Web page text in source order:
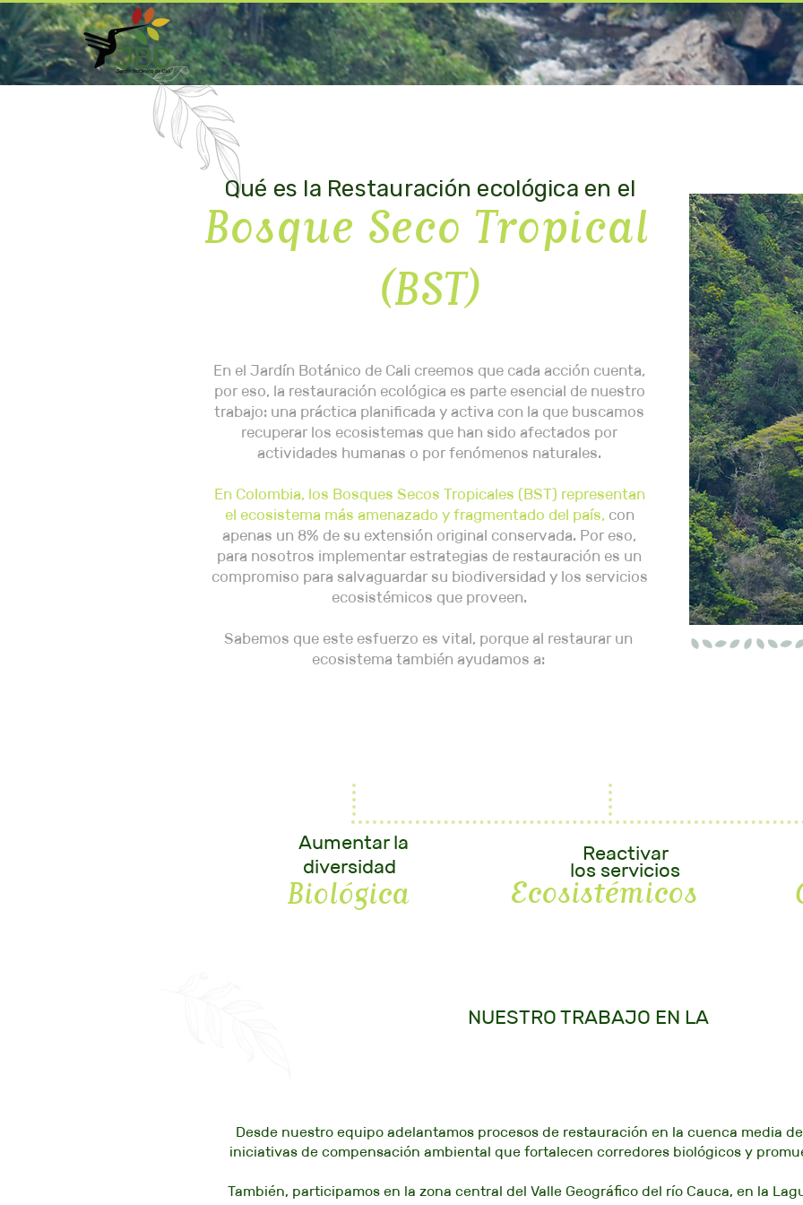
Home Planea tu visita Servicios Ciencia y
Bosque Seco Tropical
Qué es la Restauración ecológica en el
(BST)
En el Jardín Botánico de Cali creemos que cada acción cuenta,
por eso, la restauración ecológica es parte esencial de nuestro
trabajo: una práctica planificada y activa con la que buscamos
recuperar los ecosistemas que han sido afectados por
actividades humanas o por fenómenos naturales.
En Colombia, los Bosques Secos Tropicales (BST) representan
el ecosistema más amenazado y fragmentado del país, con
apenas un 8% de su extensión original conservada. Por eso,
para nosotros implementar estrategias de restauración es un
compromiso para salvaguardar su biodiversidad y los servicios
ecosistémicos que proveen.
Sabemos que este esfuerzo es vital, porque al restaurar un
ecosistema también ayudamos a:
Aumentar la
Biológica
diversidad
Reactivar
Ecosistémicos
los servicios
NUESTRO TRABAJO EN LA
Desde nuestro equipo adelantamos procesos de restauración en la cuenca media
iniciativas de compensación ambiental que fortalecen corredores biológicos y
También, participamos en la zona central del Valle Geográfico del río Cauca, en la